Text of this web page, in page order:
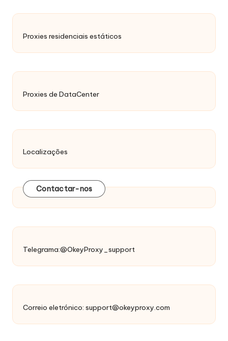
Proxies residenciais estáticos
Proxies de DataCenter
Localizações
Contactar-nos
Telegrama:@OkeyProxy_support
Correio eletrónico: support@okeyproxy.com